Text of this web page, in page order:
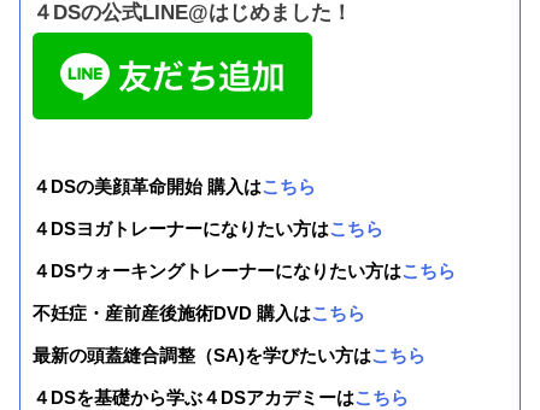
４DSの公式LINE@はじめました！
４DSの美顔革命開始 購入はこちら
４DSヨガトレーナーになりたい方はこちら
４DSウォーキングトレーナーになりたい方はこちら
不妊症・産前産後施術DVD 購入はこちら
最新の頭蓋縫合調整（SA)を学びたい方はこちら
４DSを基礎から学ぶ４DSアカデミーはこちら